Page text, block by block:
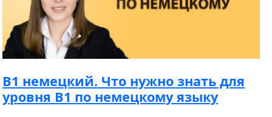
B1 немецкий. Что нужно знать для
уровня B1 по немецкому языку